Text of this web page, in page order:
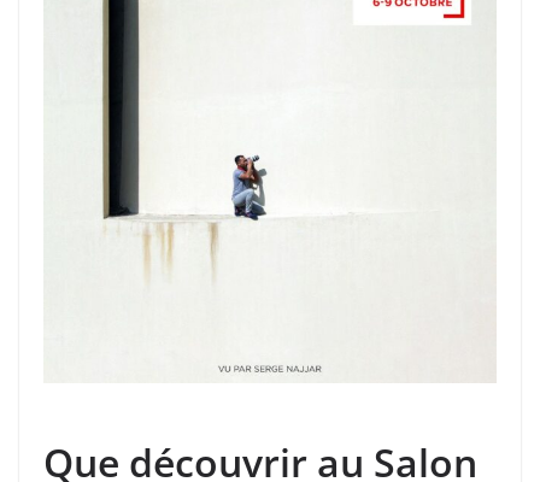
Que découvrir au Salon